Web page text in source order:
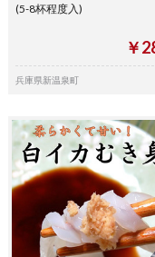
(5-8杯程度入)
￥
兵庫県新温泉町